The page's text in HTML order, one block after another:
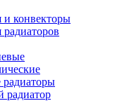
и конвекторы
радиаторы
радиатор